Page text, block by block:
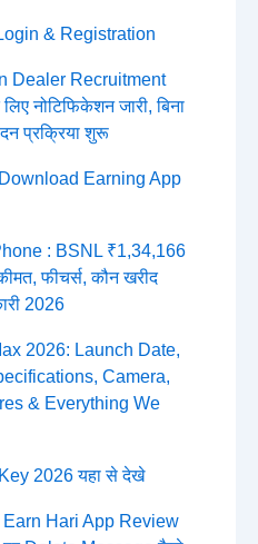
& Registration
Dealer Recruitment
नोटिफिकेशन जारी, बिना
प्रक्रिया शुरू
Earning App
: BSNL ₹1,34,166
फीचर्स, कौन खरीद
2026
2026: Launch Date,
Camera,
& Everything We
2026 यहा से देखे
Hari App Review